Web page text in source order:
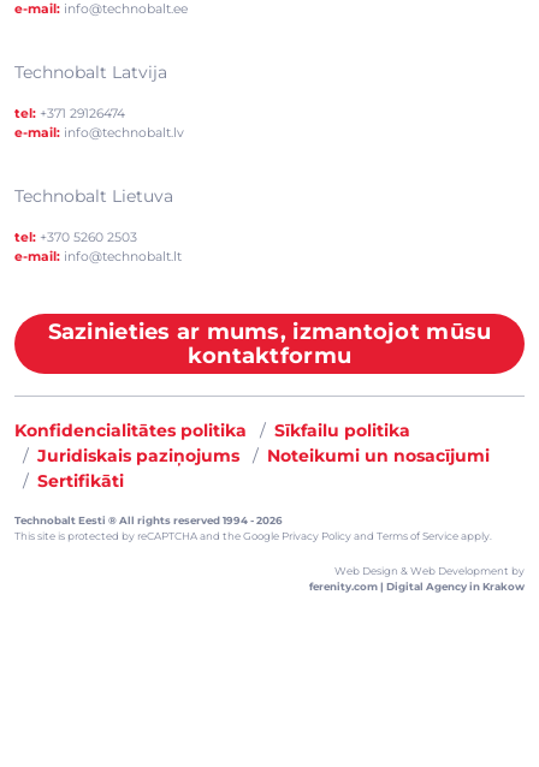
e-mail: info@technobalt.ee
Technobalt Latvija
tel: +371 29126474
e-mail: info@technobalt.lv
Technobalt Lietuva
tel: +370 5260 2503
e-mail: info@technobalt.lt
Sazinieties ar mums, izmantojot mūsu
kontaktformu
Konfidencialitātes politika
Sīkfailu politika
Juridiskais paziņojums
Noteikumi un nosacījumi
Sertifikāti
Technobalt Eesti ® All rights reserved 1994 - 2026
This site is protected by reCAPTCHA and the Google Privacy Policy and Terms of Service apply.
Web Design & Web Development by
ferenity.com | Digital Agency in Krakow